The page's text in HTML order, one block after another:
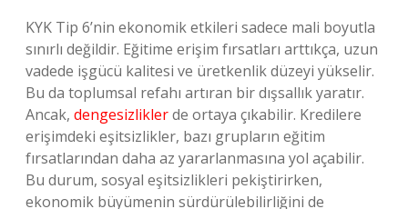
KYK Tip 6’nin ekonomik etkileri sadece mali boyutla
sınırlı değildir. Eğitime erişim fırsatları arttıkça, uzun
vadede işgücü kalitesi ve üretkenlik düzeyi yükselir.
Bu da toplumsal refahı artıran bir dışsallık yaratır.
Ancak, dengesizliklerde ortaya çıkabilir. Kredilere
erişimdeki eşitsizlikler, bazı grupların eğitim
fırsatlarından daha az yararlanmasına yol açabilir.
Bu durum, sosyal eşitsizlikleri pekiştirirken,
ekonomik büyümenin sürdürülebilirliğini de